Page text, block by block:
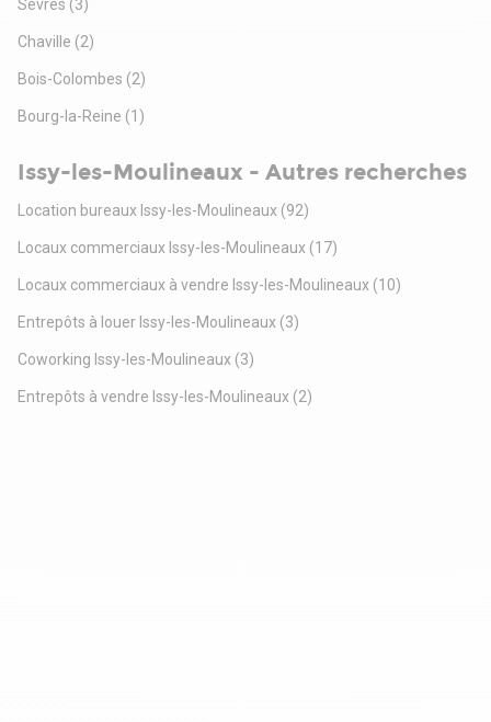
Sèvres (3)
Chaville (2)
Bois-Colombes (2)
Bourg-la-Reine (1)
Issy-les-Moulineaux - Autres recherches
Location bureaux Issy-les-Moulineaux (92)
Locaux commerciaux Issy-les-Moulineaux (17)
Locaux commerciaux à vendre Issy-les-Moulineaux (10)
Entrepôts à louer Issy-les-Moulineaux (3)
Coworking Issy-les-Moulineaux (3)
Entrepôts à vendre Issy-les-Moulineaux (2)